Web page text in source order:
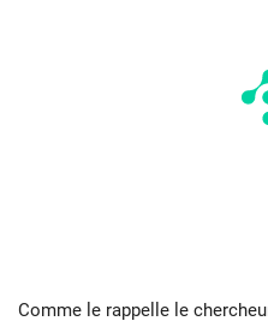
Comme le rappelle le